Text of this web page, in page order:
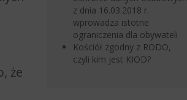
że
z dnia 16.03.2018 r.
wprowadza istotne
ograniczenia dla obywateli
Kościół zgodny z RODO,
czyli kim jest KIOD?